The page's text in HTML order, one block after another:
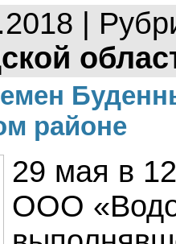
|
районе
29 мая в
ООО